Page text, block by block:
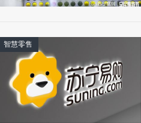
智慧零售